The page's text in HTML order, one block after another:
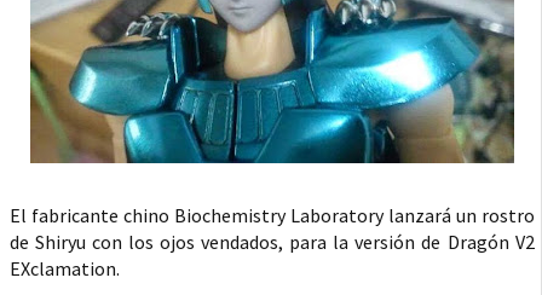
El fabricante chino Biochemistry Laboratory lanzará un rostro
de Shiryu con los ojos vendados, para la versión de Dragón V2
EXclamation.